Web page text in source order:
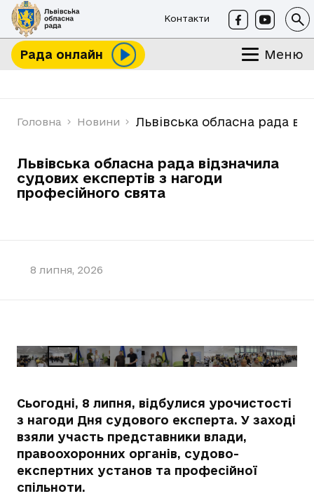
Контакти
Рада онлайн Меню
Головна Новини Львівська обласна рада
Львівська обласна рада відзначила
судових експертів з нагоди
професійного свята
8 липня, 2026
Сьогодні, 8 липня, відбулися урочистості
з нагоди Дня судового експерта. У заході
взяли участь представники влади,
правоохоронних органів, судово-
експертних установ та професійної
спільноти.